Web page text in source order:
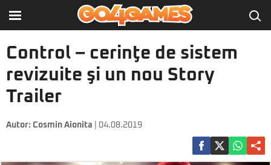
Control – cerinţe de sistem
revizuite şi un nou Story
Trailer
Autor: Cosmin Aionita | 04.08.2019